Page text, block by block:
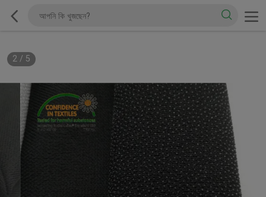
2/ 5